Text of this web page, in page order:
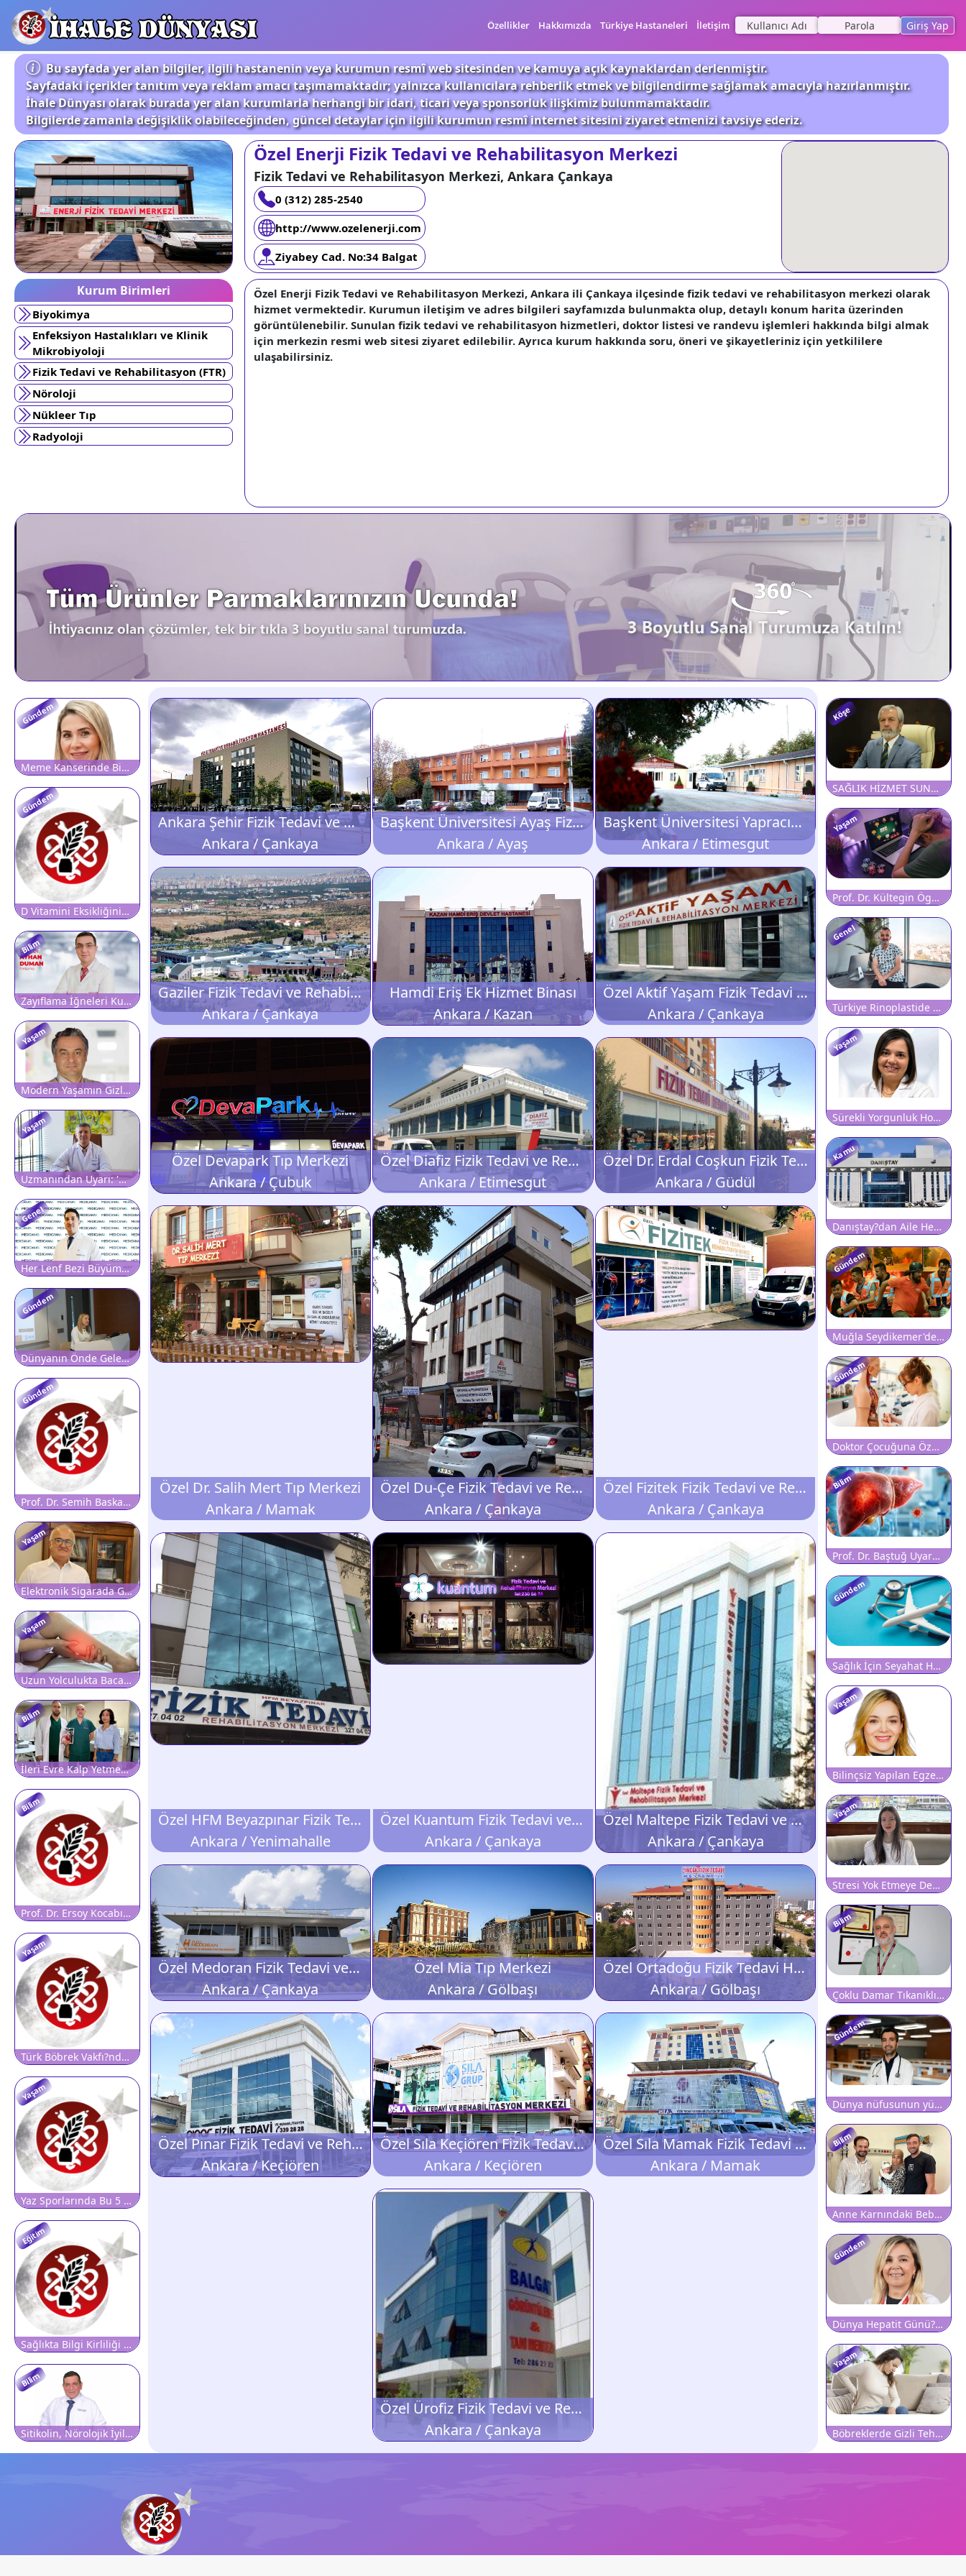
İHALE DÜNYASI Özellikler Hakkımızda Türkiye Hastaneleri İletişim Giriş Yap
Bu sayfada yer alan bilgiler, ilgili hastanenin veya kurumun resmî web sitesinden ve kamuya açık kaynaklardan derlenmiştir.
Sayfadaki içerikler tanıtım veya reklam amacı taşımamaktadır; yalnızca kullanıcılara rehberlik etmek ve bilgilendirme sağlamak amacıyla hazırlanmıştır.
İhale Dünyası olarak burada yer alan kurumlarla herhangi bir idari, ticari veya sponsorluk ilişkimiz bulunmamaktadır.
Bilgilerde zamanla değişiklik olabileceğinden, güncel detaylar için ilgili kurumun resmî internet sitesini ziyaret etmenizi tavsiye ederiz.
Özel Enerji Fizik Tedavi ve Rehabilitasyon Merkezi
Fizik Tedavi ve Rehabilitasyon Merkezi, Ankara Çankaya
0 (312) 285-2540
http://www.ozelenerji.com
Ziyabey Cad. No:34 Balgat
Kurum Birimleri
Biyokimya
Enfeksiyon Hastalıkları ve Klinik
Mikrobiyoloji
Fizik Tedavi ve Rehabilitasyon (FTR)
Nöroloji
Nükleer Tıp
Radyoloji
Özel Enerji Fizik Tedavi ve Rehabilitasyon Merkezi, Ankara ili Çankaya ilçesinde fizik tedavi ve rehabilitasyon merkezi olarak
hizmet vermektedir. Kurumun iletişim ve adres bilgileri sayfamızda bulunmakta olup, detaylı konum harita üzerinden
görüntülenebilir. Sunulan fizik tedavi ve rehabilitasyon hizmetleri, doktor listesi ve randevu işlemleri hakkında bilgi almak
için merkezin resmi web sitesi ziyaret edilebilir. Ayrıca kurum hakkında soru, öneri ve şikayetleriniz için yetkililere
ulaşabilirsiniz.
Gündem
Meme Kanserinde Bir Kontrol, Bir Hayat!
Gündem
D Vitamini Eksikliğinin Kadınlarda Daha Belirgin Olmasının 5 Sebebi
Bilim
Zayıflama İğneleri Kullanmadan Önce Ve Sonrasında Radyolojik Değerlendirmenin Önemi
Yaşam
Modern Yaşamın Gizli Tehlikesi Tükenmişlik Sendromu: 'Dinlenmek Bile Yetmiyorsa Dikkat'
Yaşam
Uzmanından Uyarı: 'Menopoz Dönemindeki Karın Ağrısını Hafife Almayın'
Genel
Her Lenf Bezi Büyümesi Kanser Değildir, Ancak İhmal Edilmemelidir
Gündem
Dünyanın Önde Gelen Diyabet Araştırmacılarından Prof. Muhammad A. Abdul-Ghani, Atlas Üniversitesi?nde
Gündem
Prof. Dr. Semih Baskan'a Minnetle?
Yaşam
Elektronik Sigarada Görünmeyen Tehlike: Soluduğunuz Sadece Buhar Değil
Yaşam
Uzun Yolculukta Bacağınızdaki Bu Belirtiye Dikkat! Pıhtının İlk İşareti Olabilir
Bilim
İleri Evre Kalp Yetmezliği Hastaları İçin Yerli Yapay Kalp
Bilim
Prof. Dr. Ersoy Kocabıçak: 'Beyin sağlığını korumak, hastalıkları tedavi etmek kadar önemlidir'
Yaşam
Türk Böbrek Vakfı?ndan ?Şifalı Su? Uyarısı: Her Kaynak Suyu Böbrekler İçin Şifalı Olmayabilir, Farklı Sağlık Sorunlarına da Neden Olabilir!
Yaşam
Yaz Sporlarında Bu 5 Hataya Dikkat!
Eğitim
Sağlıkta Bilgi Kirliliği Toplumsal Krize Dönüşüyor
Bilim
Sitikolin, Nörolojik İyileşme Sürecinde Destekleyici Rol Oynuyor
Ankara Şehir Fizik Tedavi ve Rehabilitasyon Hastanesi
Ankara / Çankaya
Başkent Üniversitesi Ayaş Fizik Tedavi ve Rehabilitasyon Merkezi
Ankara / Ayaş
Başkent Üniversitesi Yapracık Geriatri ve Psikolojik Rehabilitasyon Merkezi
Ankara / Etimesgut
Gaziler Fizik Tedavi ve Rehabilitasyon Eğitim ve Araştırma Hastanesi
Ankara / Çankaya
Hamdi Eriş Ek Hizmet Binası
Ankara / Kazan
Özel Aktif Yaşam Fizik Tedavi ve Rehabilitasyon Merkezi
Ankara / Çankaya
Özel Devapark Tıp Merkezi
Ankara / Çubuk
Özel Diafiz Fizik Tedavi ve Rehabilitasyon Merkezi
Ankara / Etimesgut
Özel Dr. Erdal Coşkun Fizik Tedavi Ve Rehabilitasyon Merkezi
Ankara / Güdül
Özel Dr. Salih Mert Tıp Merkezi
Ankara / Mamak
Özel Du-Çe Fizik Tedavi ve Rehabilitasyon Merkezi
Ankara / Çankaya
Özel Fizitek Fizik Tedavi ve Rehabilitasyon Merkezi
Ankara / Çankaya
Özel HFM Beyazpınar Fizik Tedavi ve Rehabilitasyon Merkezi
Ankara / Yenimahalle
Özel Kuantum Fizik Tedavi ve Rehabilitasyon Merkezi
Ankara / Çankaya
Özel Maltepe Fizik Tedavi ve Rehabilitasyon Merkezi
Ankara / Çankaya
Özel Medoran Fizik Tedavi ve Rehabilitasyon Merkezi
Ankara / Çankaya
Özel Mia Tıp Merkezi
Ankara / Gölbaşı
Özel Ortadoğu Fizik Tedavi Hastanesi
Ankara / Gölbaşı
Özel Pınar Fizik Tedavi ve Rehabilitasyon Merkezi
Ankara / Keçiören
Özel Sıla Keçiören Fizik Tedavi ve Rehabilitasyon Merkezi
Ankara / Keçiören
Özel Sıla Mamak Fizik Tedavi ve Rehabilitasyon Merkezi
Ankara / Mamak
Özel Ürofiz Fizik Tedavi ve Rehabilitasyon Merkezi
Ankara / Çankaya
Köşe
SAĞLIK HİZMET SUNUMU VE TIBBİ CİHAZ TEDARİKİNDE DÜN, BUGÜN VE YARIN
Yaşam
Prof. Dr. Kültegin Ögel: ?Kumar Bağımlılığında Beynin Yapısı Bozuluyor Ve Beyin Aktivasyonu Yüzde 30 Düşüyor!?
Genel
Türkiye Rinoplastide Dünyada İkinci Sırada Yer Alıyor
Yaşam
Sürekli Yorgunluk Hormonal Hastalıkların Habercisi Olabilir
Kamu
Danıştay?dan Aile Hekimliği Yönetmeliğine Fren: Kritik Maddelerin Yürütmesi Durduruldu!
Gündem
Muğla Seydikemer'de Büyük Orman Yangını: Hastane Tahliye Edildi, Karayolu Ulaşıma Kapatıldı
Gündem
Doktor Çocuğuna Özelde Tıp Okutamıyor
Bilim
Prof. Dr. Baştuğ Uyardı: Hepatitte Sessiz İlerleyişi Etkin Tarama Durdurabilir
Gündem
Sağlık İçin Seyahat Harcamaları 10,6 Milyar Lirayı Aştı
Yaşam
Bilinçsiz Yapılan Egzersiz Bel Fıtığı Riskini Artırabilir
Yaşam
Stresi Yok Etmeye Değil, Yönetmeye Odaklanın
Bilim
Çoklu Damar Tıkanıklığında Robotik Bypass Avantajı
Gündem
Dünya nüfusunun yüzde 3'ü kronik Hepatit B veya Hepatit C ile yaşıyor
Bilim
Anne Karnındaki Bebeğin Ciğerine Operasyon
Gündem
Dünya Hepatit Günü?nde Uzmanlardan ?Yanlış Bilinen Doğrular? Uyarısı
Yaşam
Böbreklerde Gizli Tehlike: Basit Bir Kan Tahliliyle Ortaya Çıkıyor! Bu Belirtileri Hafife Almayın!